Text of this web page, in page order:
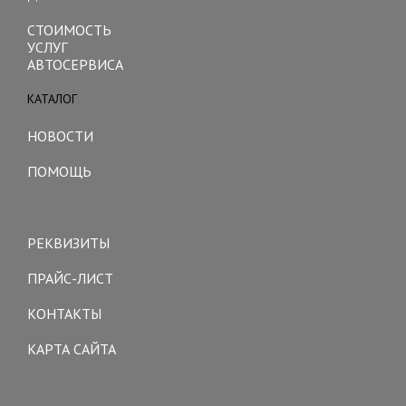
СТОИМОСТЬ
УСЛУГ
АВТОСЕРВИСА
КАТАЛОГ
НОВОСТИ
ПОМОЩЬ
РЕКВИЗИТЫ
ПРАЙС-ЛИСТ
КОНТАКТЫ
КАРТА САЙТА